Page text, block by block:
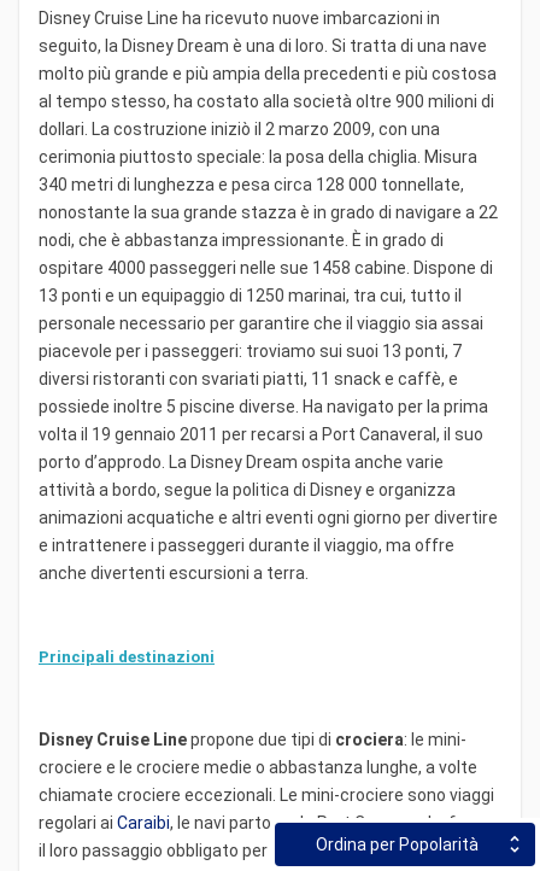
Ordina per Popolarità
Disney Cruise Line ha ricevuto nuove imbarcazioni in
seguito, la Disney Dream è una di loro. Si tratta di una nave
molto più grande e più ampia della precedenti e più costosa
al tempo stesso, ha costato alla società oltre 900 milioni di
dollari. La costruzione iniziò il 2 marzo 2009, con una
cerimonia piuttosto speciale: la posa della chiglia. Misura
340 metri di lunghezza e pesa circa 128 000 tonnellate,
nonostante la sua grande stazza è in grado di navigare a 22
nodi, che è abbastanza impressionante. È in grado di
ospitare 4000 passeggeri nelle sue 1458 cabine. Dispone di
13 ponti e un equipaggio di 1250 marinai, tra cui, tutto il
personale necessario per garantire che il viaggio sia assai
piacevole per i passeggeri: troviamo sui suoi 13 ponti, 7
diversi ristoranti con svariati piatti, 11 snack e caffè, e
possiede inoltre 5 piscine diverse. Ha navigato per la prima
volta il 19 gennaio 2011 per recarsi a Port Canaveral, il suo
porto d’approdo. La Disney Dream ospita anche varie
attività a bordo, segue la politica di Disney e organizza
animazioni acquatiche e altri eventi ogni giorno per divertire
e intrattenere i passeggeri durante il viaggio, ma offre
anche divertenti escursioni a terra.
Principali destinazioni
Disney Cruise Linepropone due tipi di crociera: le mini-
crociere e le crociere medie o abbastanza lunghe, a volte
chiamate crociere eccezionali. Le mini-crociere sono viaggi
regolari ai Caraibi, le navi partono da Port Canaveral e fanno
il loro passaggio obbligato per Castaway City e durano tra 3